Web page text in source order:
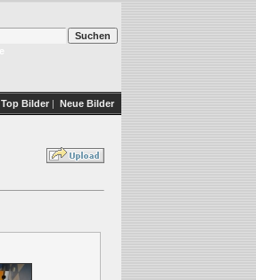
Top Bilder | Neue Bilder